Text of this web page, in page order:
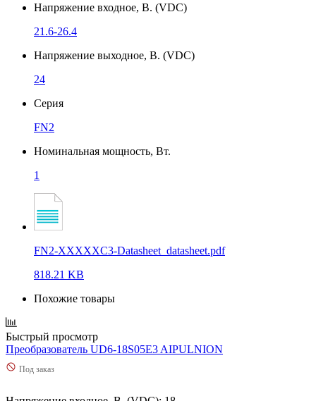
Напряжение входное, В. (VDC)
21.6-26.4
Напряжение выходное, В. (VDC)
24
Серия
FN2
Номинальная мощность, Вт.
1
FN2-XXXXXC3-Datasheet_datasheet.pdf
818.21 KB
Похожие товары
Быстрый просмотр
Преобразователь UD6-18S05E3 AIPULNION
Под заказ